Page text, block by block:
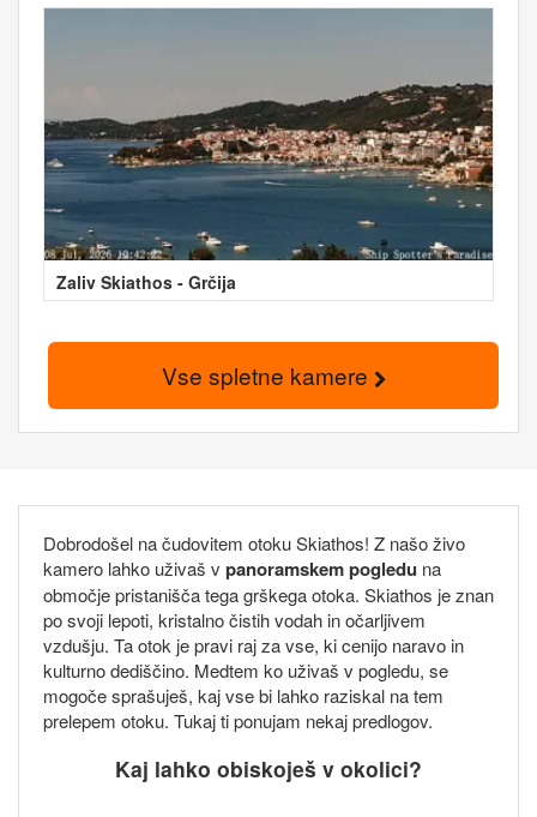
Zaliv Skiathos - Grčija
Vse spletne kamere
Dobrodošel na čudovitem otoku Skiathos! Z našo živo
kamero lahko uživaš v panoramskem pogledu na
območje pristanišča tega grškega otoka. Skiathos je znan
po svoji lepoti, kristalno čistih vodah in očarljivem
vzdušju. Ta otok je pravi raj za vse, ki cenijo naravo in
kulturno dediščino. Medtem ko uživaš v pogledu, se
mogoče sprašuješ, kaj vse bi lahko raziskal na tem
prelepem otoku. Tukaj ti ponujam nekaj predlogov.
Kaj lahko obiskoješ v okolici?